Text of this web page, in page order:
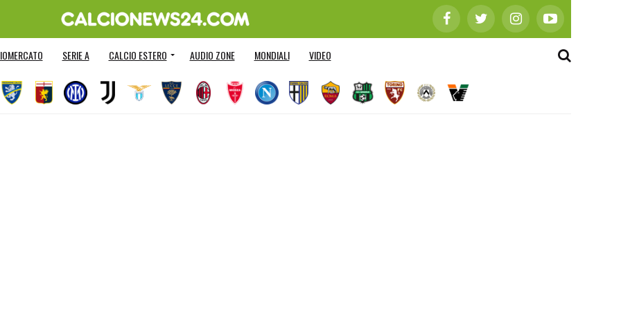
SERIE A CALCIO ESTERO AUDIO ZONE MONDIALI VIDEO